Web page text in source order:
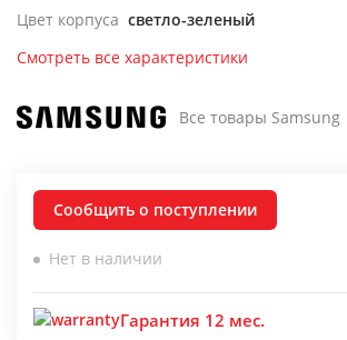
Цвет корпуса светло-зеленый
Смотреть все характеристики
Все товары Samsung
Сообщить о поступлении
Нет в наличии
Гарантия 12 мес.